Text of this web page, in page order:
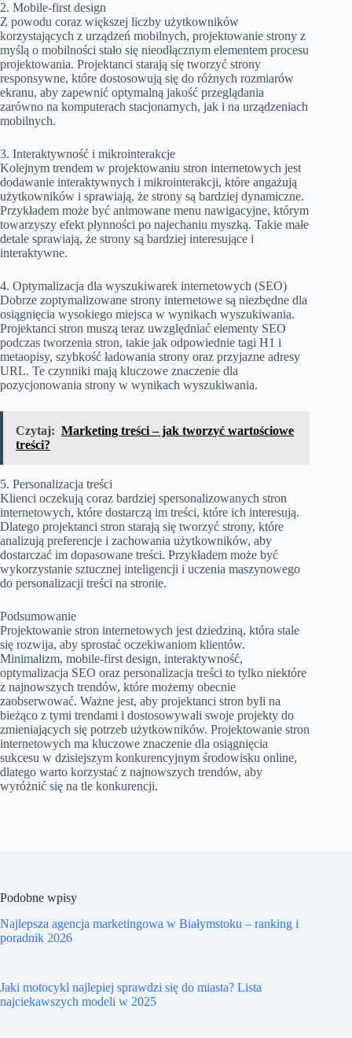
2. Mobile-first design
Z powodu coraz większej liczby użytkowników
korzystających z urządzeń mobilnych, projektowanie strony z
myślą o mobilności stało się nieodłącznym elementem procesu
projektowania. Projektanci starają się tworzyć strony
responsywne, które dostosowują się do różnych rozmiarów
ekranu, aby zapewnić optymalną jakość przeglądania
zarówno na komputerach stacjonarnych, jak i na urządzeniach
mobilnych.
3. Interaktywność i mikrointerakcje
Kolejnym trendem w projektowaniu stron internetowych jest
dodawanie interaktywnych i mikrointerakcji, które angażują
użytkowników i sprawiają, że strony są bardziej dynamiczne.
Przykładem może być animowane menu nawigacyjne, którym
towarzyszy efekt płynności po najechaniu myszką. Takie małe
detale sprawiają, że strony są bardziej interesujące i
interaktywne.
4. Optymalizacja dla wyszukiwarek internetowych (SEO)
Dobrze zoptymalizowane strony internetowe są niezbędne dla
osiągnięcia wysokiego miejsca w wynikach wyszukiwania.
Projektanci stron muszą teraz uwzględniać elementy SEO
podczas tworzenia stron, takie jak odpowiednie tagi H1 i
metaopisy, szybkość ładowania strony oraz przyjazne adresy
URL. Te czynniki mają kluczowe znaczenie dla
pozycjonowania strony w wynikach wyszukiwania.
Czytaj: Marketing treści – jak tworzyć wartościowe
treści?
5. Personalizacja treści
Klienci oczekują coraz bardziej spersonalizowanych stron
internetowych, które dostarczą im treści, które ich interesują.
Dlatego projektanci stron starają się tworzyć strony, które
analizują preferencje i zachowania użytkowników, aby
dostarczać im dopasowane treści. Przykładem może być
wykorzystanie sztucznej inteligencji i uczenia maszynowego
do personalizacji treści na stronie.
Podsumowanie
Projektowanie stron internetowych jest dziedziną, która stale
się rozwija, aby sprostać oczekiwaniom klientów.
Minimalizm, mobile-first design, interaktywność,
optymalizacja SEO oraz personalizacja treści to tylko niektóre
z najnowszych trendów, które możemy obecnie
zaobserwować. Ważne jest, aby projektanci stron byli na
bieżąco z tymi trendami i dostosowywali swoje projekty do
zmieniających się potrzeb użytkowników. Projektowanie stron
internetowych ma kluczowe znaczenie dla osiągnięcia
sukcesu w dzisiejszym konkurencyjnym środowisku online,
dlatego warto korzystać z najnowszych trendów, aby
wyróżnić się na tle konkurencji.
Podobne wpisy
Najlepsza agencja marketingowa w Białymstoku – ranking i
poradnik 2026
Jaki motocykl najlepiej sprawdzi się do miasta? Lista
najciekawszych modeli w 2025